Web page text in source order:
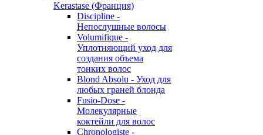
Kerastase (Франция)
Discipline -
Непослушные волосы
Volumifique -
Уплотняющий уход для
создания объема
тонких волос
Blond Absolu - Уход для
любых граней блонда
Fusio-Dose -
Молекулярные
коктейли для волос
Chronologiste -